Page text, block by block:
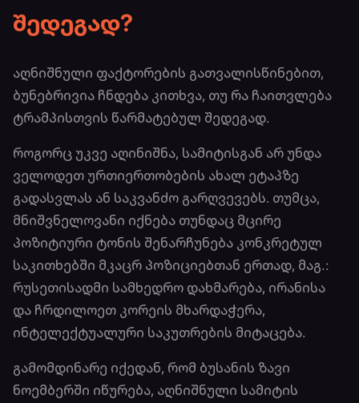
შედეგად?
აღნიშნული ფაქტორების გათვალისწინებით,
ბუნებრივია ჩნდება კითხვა, თუ რა ჩაითვლება
ტრამპისთვის წარმატებულ შედეგად.
როგორც უკვე აღინიშნა, სამიტისგან არ უნდა
ველოდეთ ურთიერთობების ახალ ეტაპზე
გადასვლას ან საკვანძო გარღვევებს. თუმცა,
მნიშვნელოვანი იქნება თუნდაც მცირე
პოზიტიური ტონის შენარჩუნება კონკრეტულ
საკითხებში მკაცრ პოზიციებთან ერთად, მაგ.:
რუსეთისადმი სამხედრო დახმარება, ირანისა
და ჩრდილოეთ კორეის მხარდაჭერა,
ინტელექტუალური საკუთრების მიტაცება.
გამომდინარე იქედან, რომ ბუსანის ზავი
ნოემბერში იწურება, აღნიშნული სამიტის